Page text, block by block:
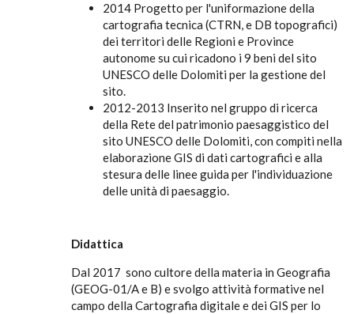
2014 Progetto per l'uniformazione della
cartografia tecnica (CTRN, e DB topografici)
dei territori delle Regioni e Province
autonome su cui ricadono i 9 beni del sito
UNESCO delle Dolomiti per la gestione del
sito.
2012-2013 Inserito nel gruppo di ricerca
della Rete del patrimonio paesaggistico del
sito UNESCO delle Dolomiti, con compiti nella
elaborazione GIS di dati cartografici e alla
stesura delle linee guida per l'individuazione
delle unità di paesaggio.
Didattica
Dal 2017 sono cultore della materia in Geografia
(GEOG-01/A e B) e svolgo attività formative nel
campo della Cartografia digitale e dei GIS per lo